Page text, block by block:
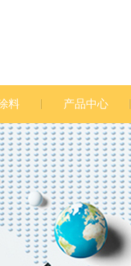
料 产品中心